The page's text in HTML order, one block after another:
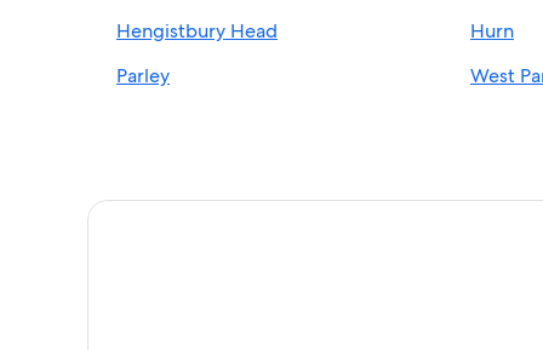
Hengistbury Head
Hurn
Parley
West